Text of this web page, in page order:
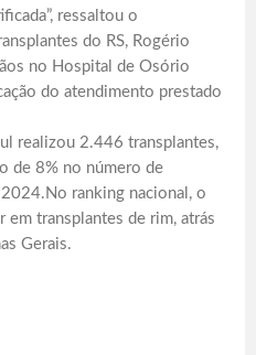
ressaltou o
do RS, Rogério
no Hospital de Osório
do atendimento prestado
realizou 2.446 transplantes,
de 8% no número de
ranking nacional, o
em transplantes de rim, atrás
Gerais.